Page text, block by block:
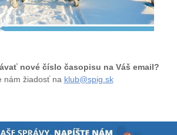
nové číslo časopisu na Váš email?
nám žiadosť na klub@spig.sk